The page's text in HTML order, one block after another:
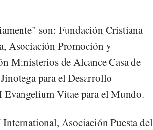
son: Fundación Cristiana
Asociación Promoción y
Ministerios de Alcance Casa de
para el Desarrollo
Vitae para el Mundo.
Asociación Puesta del